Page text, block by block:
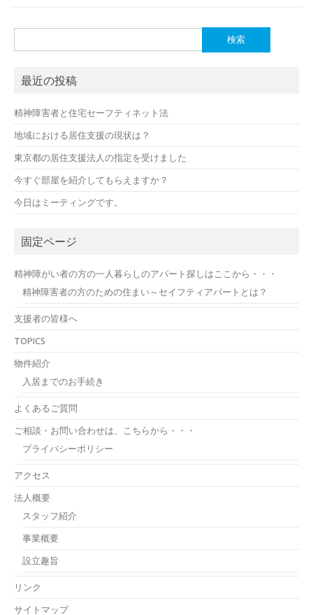
索:
最近の投稿
精神障害者と住宅セーフティネット法
地域における居住支援の現状は？
東京都の居住支援法人の指定を受けました
今すぐ部屋を紹介してもらえますか？
今日はミーティングです。
固定ページ
精神障がい者の方の一人暮らしのアパート探しはここから・・・
精神障害者の方のための住まい～セイフティアパートとは？
支援者の皆様へ
TOPICS
物件紹介
入居までのお手続き
よくあるご質問
ご相談・お問い合わせは、こちらから・・・
プライバシーポリシー
アクセス
法人概要
スタッフ紹介
事業概要
設立趣旨
リンク
サイトマップ